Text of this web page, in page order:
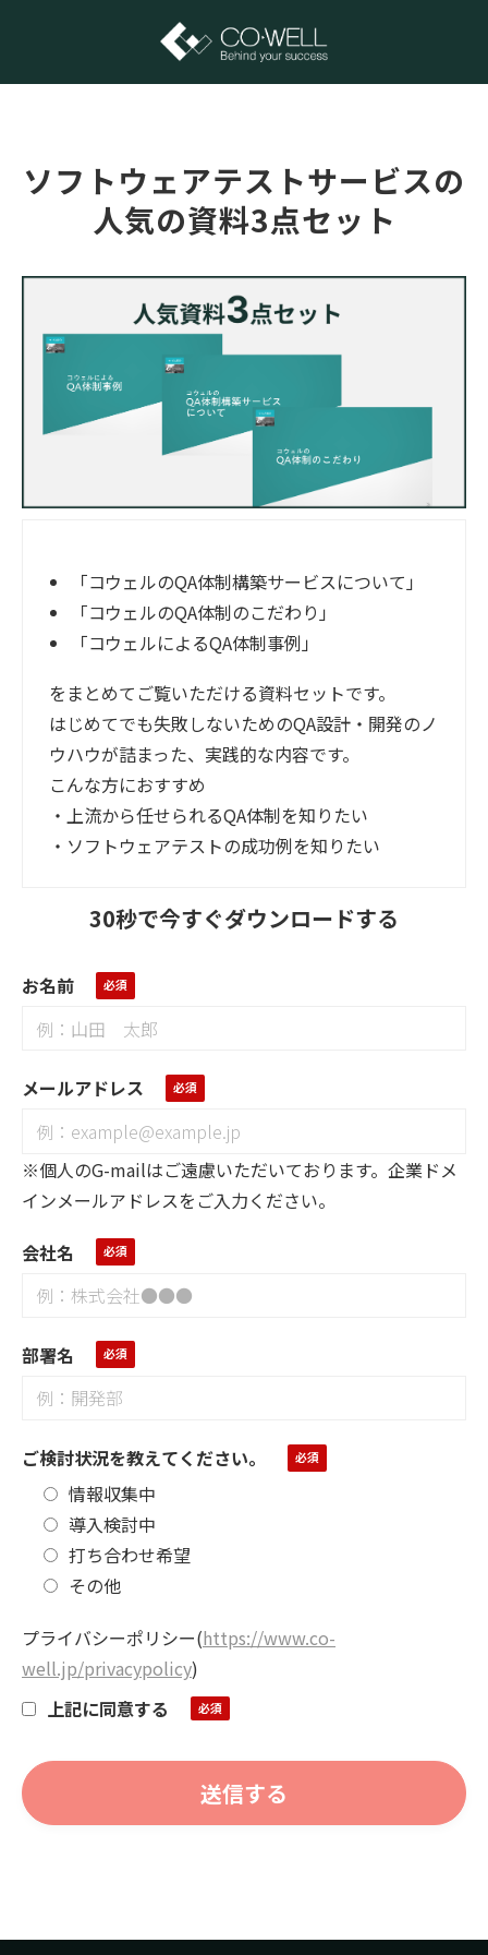
ソフトウェアテストサービスの
人気の資料3点セット
「コウェルのQA体制構築サービスについて」
「コウェルのQA体制のこだわり」
「コウェルによるQA体制事例」
をまとめてご覧いただける資料セットです。
はじめてでも失敗しないためのQA設計・開発のノ
ウハウが詰まった、実践的な内容です。
こんな方におすすめ
・上流から任せられるQA体制を知りたい
・ソフトウェアテストの成功例を知りたい
30秒で今すぐダウンロードする
お名前
メールアドレス
※個人のG-mailはご遠慮いただいております。企業ドメ
インメールアドレスをご入力ください。
会社名
部署名
ご検討状況を教えてください。
情報収集中
導入検討中
打ち合わせ希望
その他
プライバシーポリシー(https://www.co-
well.jp/privacypolicy)
上記に同意する